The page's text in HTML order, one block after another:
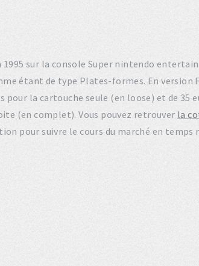
sur la console Super nintendo
étant de type Plates-formes. En version
pour la cartouche seule (en loose) et de 35
(en complet). Vous pouvez retrouver la
pour suivre le cours du marché en temps